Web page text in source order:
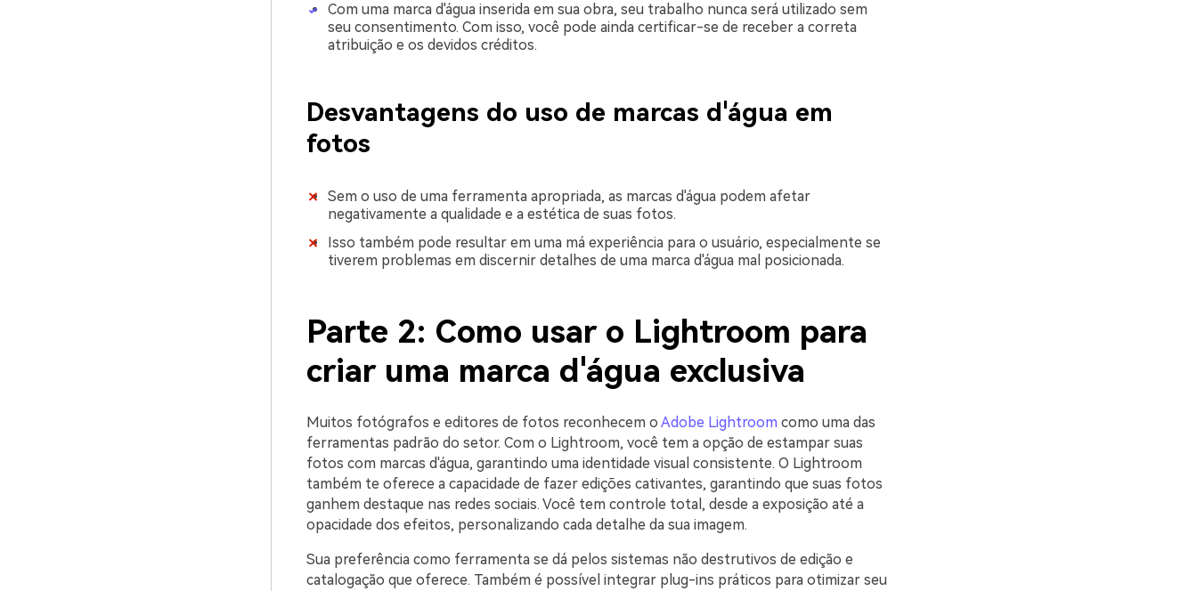
Com uma marca d'água inserida em sua obra, seu trabalho nunca será utilizado sem
seu consentimento. Com isso, você pode ainda certificar-se de receber a correta
atribuição e os devidos créditos.
Desvantagens do uso de marcas d'água em
fotos
Sem o uso de uma ferramenta apropriada, as marcas d'água podem afetar
negativamente a qualidade e a estética de suas fotos.
Isso também pode resultar em uma má experiência para o usuário, especialmente se
tiverem problemas em discernir detalhes de uma marca d'água mal posicionada.
Parte 2: Como usar o Lightroom para
criar uma marca d'água exclusiva
Muitos fotógrafos e editores de fotos reconhecem o Adobe Lightroom como uma das
ferramentas padrão do setor. Com o Lightroom, você tem a opção de estampar suas
fotos com marcas d'água, garantindo uma identidade visual consistente. O Lightroom
também te oferece a capacidade de fazer edições cativantes, garantindo que suas fotos
ganhem destaque nas redes sociais. Você tem controle total, desde a exposição até a
opacidade dos efeitos, personalizando cada detalhe da sua imagem.
Sua preferência como ferramenta se dá pelos sistemas não destrutivos de edição e
catalogação que oferece. Também é possível integrar plug-ins práticos para otimizar seu